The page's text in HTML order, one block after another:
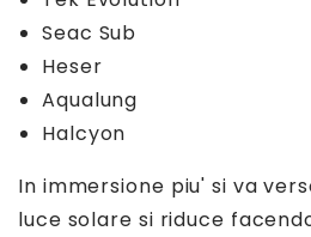
Seac Sub
Heser
Aqualung
Halcyon
In immersione piu' si va
luce solare si riduce